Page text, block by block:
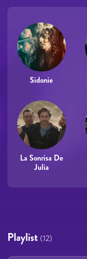
Sidonie
La Sonrisa De
Julia
Playlist (12)